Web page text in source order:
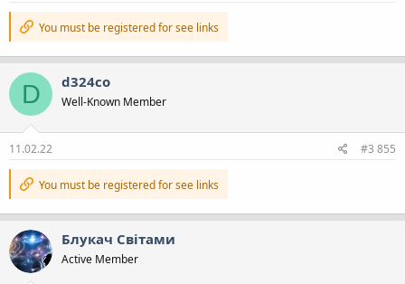
You must be registered for see links
D d324co
Well-Known Member
11.02.22 #3 855
You must be registered for see links
Блукач Cвiтами
Active Member